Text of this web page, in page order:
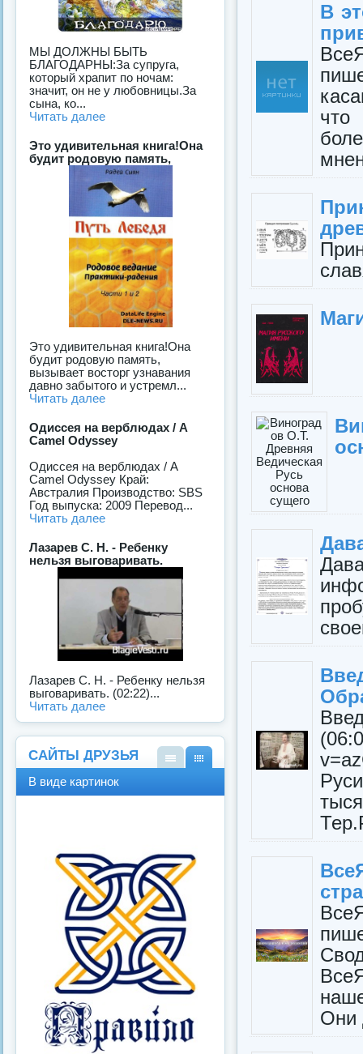
В
Они
МЫ ДОЛЖНЫ БЫТЬ
БЛАГОДАРНЫ:За супруга,
который храпит по ночам:
значит, он не у любовницы.За
сына, ко...
Читать далее
Это удивительная книга!Она
будит родовую память,
Это удивительная книга!Она
будит родовую память,
вызывает восторг узнавания
давно забытого и устремл...
Читать далее
Одиссея на верблюдах / A
Camel Odyssey
Одиссея на верблюдах / A
Camel Odyssey Край:
Австралия Производство: SBS
Год выпуска: 2009 Перевод...
Читать далее
Лазарев С. Н. - Ребенку
нельзя выговаривать.
Лазарев С. Н. - Ребенку нельзя
выговаривать. (02:22)...
Читать далее
САЙТЫ ДРУЗЬЯ
В виде картинок